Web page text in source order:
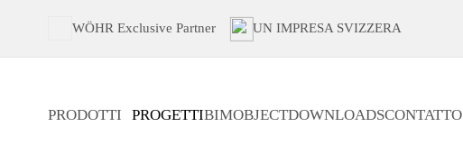
WÖHR Exclusive Partner UN IMPRESA SVIZZERA
PRODOTTI PROGETTIBIMOBJECTDOWNLOADSCONTATTO